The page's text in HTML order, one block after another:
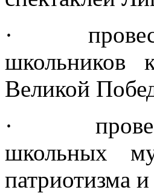
· провести
школьников
Великой
· провести
школьных
патриотизма